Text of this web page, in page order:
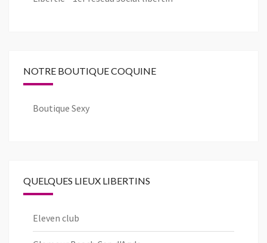
NOTRE BOUTIQUE COQUINE
Boutique Sexy
QUELQUES LIEUX LIBERTINS
Eleven club